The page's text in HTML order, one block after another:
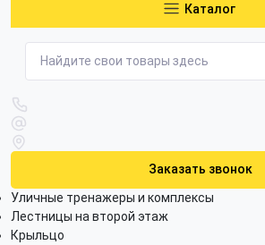
Каталог
Заказать звонок
Уличные тренажеры и комплексы
Лестницы на второй этаж
Крыльцо